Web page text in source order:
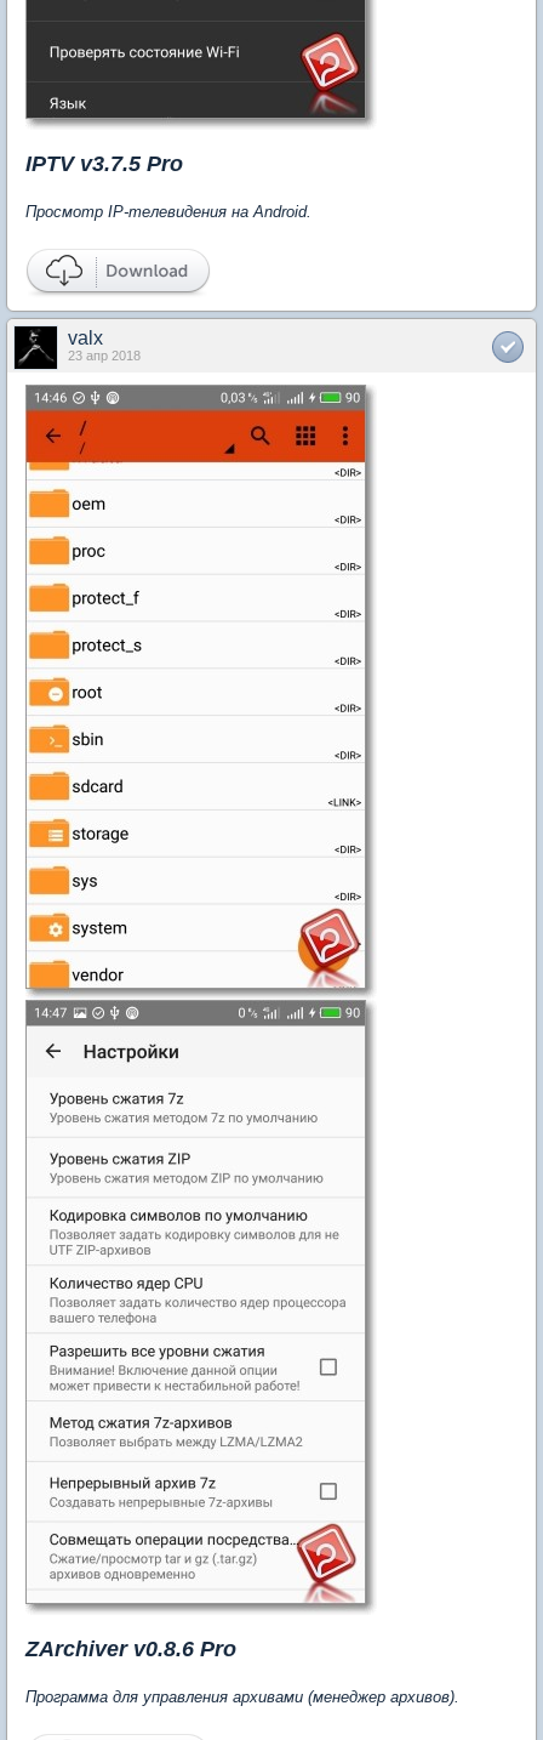
IPTV v3.7.5 Pro
Просмотр IP-телевидения на Android.
valx
23 апр 2018
ZArchiver v0.8.6 Pro
Программа для управления архивами (менеджер архивов).